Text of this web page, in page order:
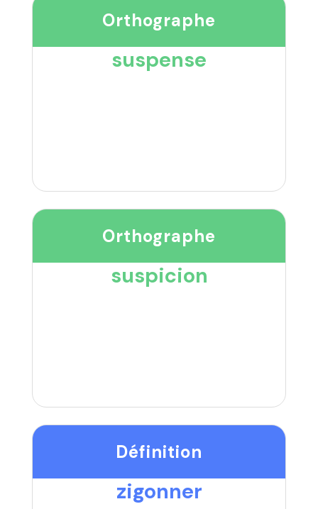
Orthographe
suspense
Orthographe
suspicion
Définition
zigonner